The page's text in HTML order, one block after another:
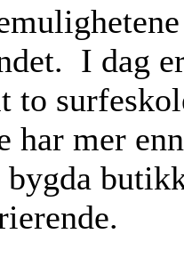
I dag
to
har mer